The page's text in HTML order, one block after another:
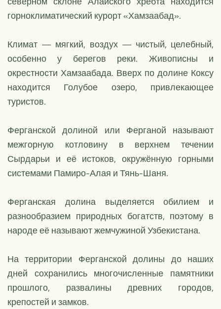
горноклиматический курорт «Хамзаабад».
Климат — мягкий, воздух — чистый, целебный,
особенно у берегов реки. Живописны и
окрестности Хамзаабада. Вверх по долине Коксу
находится Голубое озеро, привлекающее
туристов.
Ферганской долиной или Ферганой называют
межгорную котловину в верхнем течении
Сырдарьи и её истоков, окружённую горными
системами Памиро-Алая и Тянь-Шаня.
Ферганская долина выделяется обилием и
разнообразием природных богатств, поэтому в
народе её называют жемчужиной Узбекистана.
На территории Ферганской долины до наших
дней сохранились многочисленные памятники
прошлого, развалины древних городов,
крепостей и замков.